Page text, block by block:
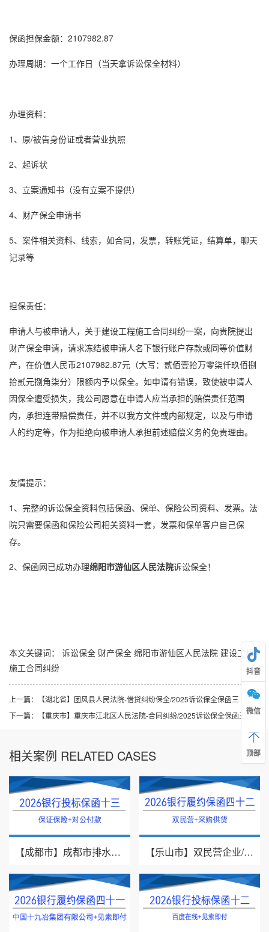
保函担保金额：2107982.87
办理周期：一个工作日（当天拿诉讼保全材料）
办理资料：
1、原/被告身份证或者营业执照
2、起诉状
3、立案通知书（没有立案不提供）
4、财产保全申请书
5、案件相关资料、线索，如合同，发票，转账凭证，结算单，聊天
记录等
担保责任：
申请人与被申请人，关于建设工程施工合同纠纷一案，向贵院提出
财产保全申请，请求冻结被申请人名下银行账户存款或同等价值财
产，在价值人民币2107982.87元（大写：贰佰壹拾万零柒仟玖佰捌
拾贰元捌角柒分）限额内予以保全。如申请有错误，致使被申请人
因保全遭受损失，我公司愿意在申请人应当承担的赔偿责任范围
内，承担连带赔偿责任，并不以我方文件或内部规定，以及与申请
人的约定等，作为拒绝向被申请人承担前述赔偿义务的免责理由。
友情提示：
1、完整的诉讼保全资料包括保函、保单、保险公司资料、发票。法
院只需要保函和保险公司相关资料一套，发票和保单客户自己保
存。
2、保函网已成功办理绵阳市游仙区人民法院诉讼保全！
本文关键词： 诉讼保全 财产保全 绵阳市游仙区人民法院 建设工程
施工合同纠纷
上一篇：
【湖北省】团风县人民法院-借贷纠纷保全/2025诉讼保全保函三
下一篇：
【重庆市】重庆市江北区人民法院-合同纠纷/2025诉讼保全保函五
相关案例 RELATED CASES
【成都市】成都市排水有限责任公司/投标保证保险/2026银行投标保函十三 【乐山市】双民营企业/采购供货/2026年银行履约保函四十二
抖音
微信
顶部